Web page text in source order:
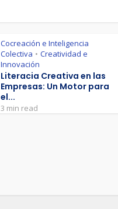
Cocreación e Inteligencia
Colectiva • Creatividad e
Innovación
Literacia Creativa en las
Empresas: Un Motor para
el...
3 min read